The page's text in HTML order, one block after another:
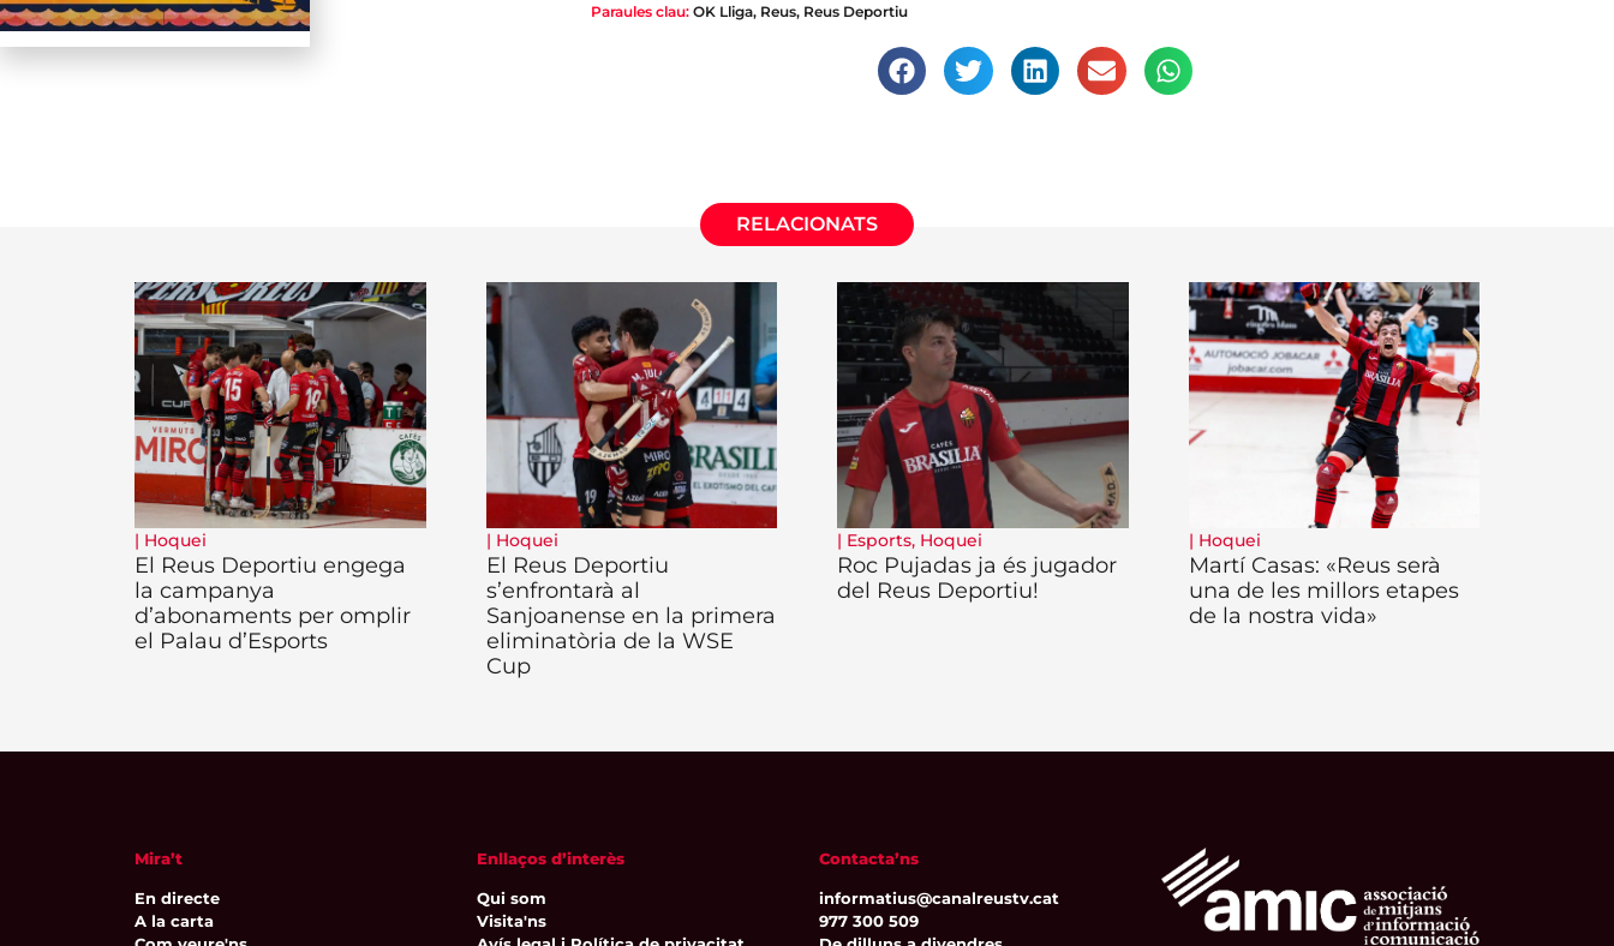
Paraules clau: OK Lliga, Reus, Reus Deportiu
RELACIONATS
| Hoquei
El Reus Deportiu engega
la campanya
d’abonaments per omplir
el Palau d’Esports
| Hoquei
El Reus Deportiu
s’enfrontarà al
Sanjoanense en la primera
eliminatòria de la WSE
Cup
| Esports, Hoquei
Roc Pujadas ja és jugador
del Reus Deportiu!
| Hoquei
Martí Casas: «Reus serà
una de les millors etapes
de la nostra vida»
Mira’t
En directe
A la carta
Enllaços d’interès
Qui som
Visita'ns
Contacta’ns
informatius@canalreustv.cat
977 300 509